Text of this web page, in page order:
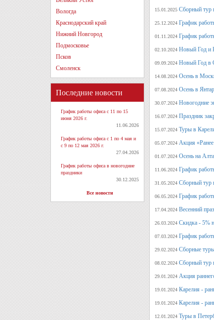
Вологда
Краснодарский край
Нижний Новгород
Подмосковье
Псков
Смоленск
Последние новости
График работы офиса с 11 по 15
июня 2026 г.
11.06.2026
График работы офиса с 1 по 4 мая и
с 9 по 12 мая 2026 г.
27.04.2026
График работы офиса в новогодние
праздники
30.12.2025
Все новости
15.01.2025 Сборный тур
25.12.2024 График
01.11.2024 График
02.10.2024 Новый Год и
09.09.2024 Новый Год в
14.08.2024 Осень в
07.08.2024 Осень в
30.07.2024 Новогодние
16.07.2024 Праздник
15.07.2024 Туры в
05.07.2024 Акция
01.07.2024 Осень на
11.06.2024 График
31.05.2024 Сборный тур
06.05.2024 График
17.04.2024 Весенний
26.03.2024 Скидка - 5%
07.03.2024 График
29.02.2024 Сборные
08.02.2024 Сборный тур
29.01.2024 Акция
19.01.2024 Карелия -
19.01.2024 Карелия -
12.01.2024 Туры в